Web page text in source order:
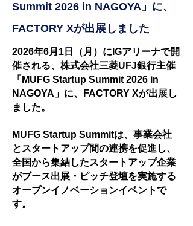
Summit 2026 in NAGOYA」に、
FACTORY Xが出展しました
2026年6月1日（月）にIGアリーナで開
催される、株式会社三菱UFJ銀行主催
「MUFG Startup Summit 2026 in
NAGOYA」に、FACTORY Xが出展し
ました。
MUFG Startup Summitは、事業会社
とスタートアップ間の連携を促進し、
全国から集結したスタートアップ企業
がブース出展・ピッチ登壇を実施する
オープンイノベーションイベントで
す。